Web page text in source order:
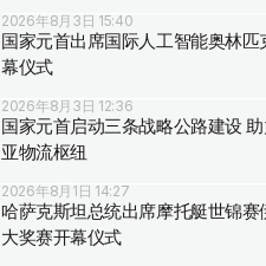
2026年8月3日 15:40
国家元首出席国际人工智能奥林匹
幕仪式
2026年8月3日 12:36
国家元首启动三条战略公路建设
亚物流枢纽
2026年8月1日 14:27
哈萨克斯坦总统出席摩托艇世锦赛
大奖赛开幕仪式